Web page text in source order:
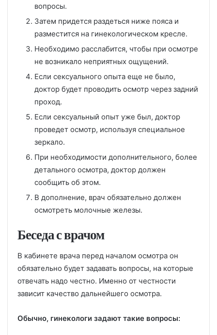
вопросы.
Затем придется раздеться ниже пояса и
разместится на гинекологическом кресле.
Необходимо расслабится, чтобы при осмотре
не возникало неприятных ощущений.
Если сексуального опыта еще не было,
доктор будет проводить осмотр через задний
проход.
Если сексуальный опыт уже был, доктор
проведет осмотр, используя специальное
зеркало.
При необходимости дополнительного, более
детального осмотра, доктор должен
сообщить об этом.
В дополнение, врач обязательно должен
осмотреть молочные железы.
Беседа с врачом
В кабинете врача перед началом осмотра он
обязательно будет задавать вопросы, на которые
отвечать надо честно. Именно от честности
зависит качество дальнейшего осмотра.
Обычно, гинекологи задают такие вопросы: